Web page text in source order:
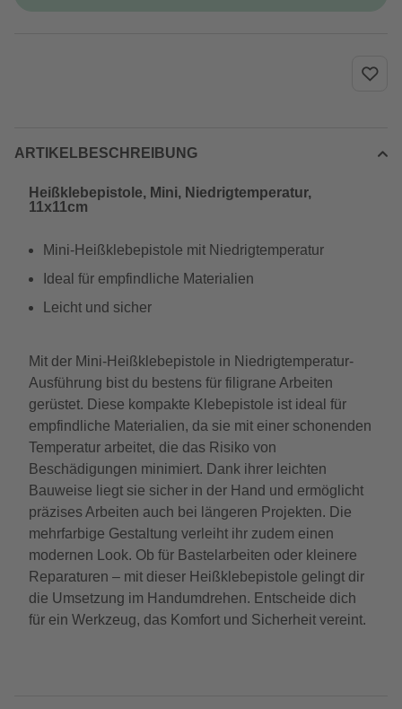
ARTIKELBESCHREIBUNG
Heißklebepistole, Mini, Niedrigtemperatur,
11x11cm
Mini-Heißklebepistole mit Niedrigtemperatur
Ideal für empfindliche Materialien
Leicht und sicher
Mit der Mini-Heißklebepistole in Niedrigtemperatur-
Ausführung bist du bestens für filigrane Arbeiten
gerüstet. Diese kompakte Klebepistole ist ideal für
empfindliche Materialien, da sie mit einer schonenden
Temperatur arbeitet, die das Risiko von
Beschädigungen minimiert. Dank ihrer leichten
Bauweise liegt sie sicher in der Hand und ermöglicht
präzises Arbeiten auch bei längeren Projekten. Die
mehrfarbige Gestaltung verleiht ihr zudem einen
modernen Look. Ob für Bastelarbeiten oder kleinere
Reparaturen – mit dieser Heißklebepistole gelingt dir
die Umsetzung im Handumdrehen. Entscheide dich
für ein Werkzeug, das Komfort und Sicherheit vereint.